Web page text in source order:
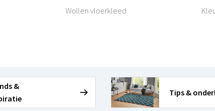
Wollen vloerkleed
&
Tips &